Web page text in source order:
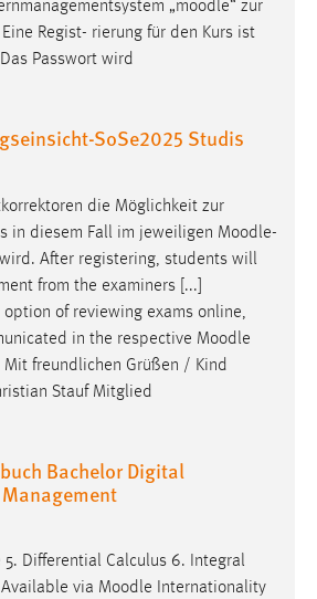
„moodle“ zur
Regist- rierung für den Kurs ist
Passwort wird
SoSe2025 Studis
die Möglichkeit zur
in diesem Fall im jeweiligen Moodle-
After registering, students will
from the examiners [...]
option of reviewing exams online,
in the respective Moodle
Mit freundlichen Grüßen / Kind
Stauf Mitglied
Bachelor Digital
Differential Calculus 6. Integral
via Moodle Internationality
MIBEW_UserID, mibew_locale, mibew-
die Chatfunktion nutzen zu können.
mibew-chat-frame-style-
= Sitzungslaufzeit, mibew_locale = 3
be_lastLoginProvider
notwendig um sich an der Website